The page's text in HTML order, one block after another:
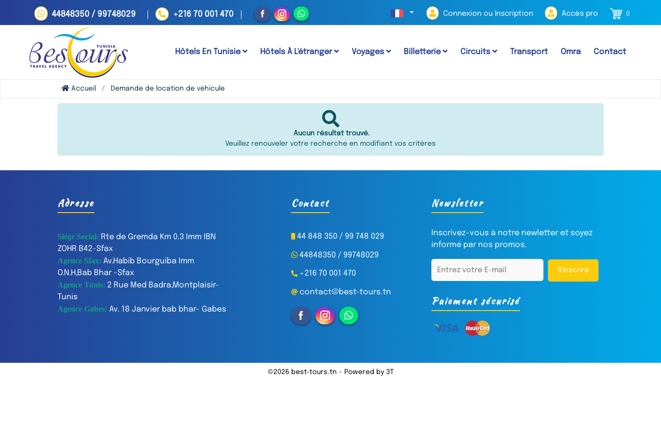
44848350 / 99748029 +216 70 001 470 Connexion ou Inscription Accès pro 0
Hôtels En Tunisie Hôtels À L'étranger Voyages Billetterie Circuits Transport Omra Contact
Accueil Demande de location de vèhicule
Aucun résultat trouvé.
Veuillez renouveler votre recherche en modifiant vos critères
Adresse
Siége Social: Rte de Gremda Km 0.3 Imm IBN
ZOHR B42-Sfax
Agence Sfax: Av.Habib Bourguiba Imm
O.N.H,Bab Bhar -Sfax
Agence Tunis: 2 Rue Med Badra,Montplaisir-
Tunis
Agence Gabes: Av. 18 Janvier bab bhar- Gabes
Contact
44 848 350 / 99 748 029
44848350 / 99748029
+216 70 001 470
contact@best-tours.tn
Newsletter
Inscrivez-vous à notre newletter et soyez
informé par nos promos.
S'inscrire
Paiement sécurisé
©2026 best-tours.tn - Powered by 3T